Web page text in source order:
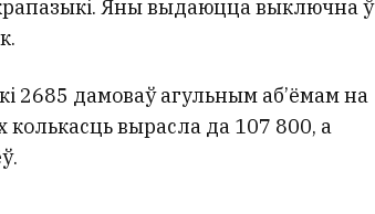
Яны выдаюцца выключна ў
2685 дамоваў агульным аб’ёмам на
колькасць вырасла да 107 800, а